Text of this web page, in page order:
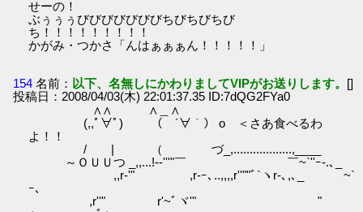
せーの！
ぶぅぅぅびびびびびびびちびちびちび
ち！！！！！！！！！
かがみ・つかさ「んはぁぁぁん！！！！！」
154 名前： 以下、名無しにかわりましてVIPがお送りします。 []
投稿日：2008/04/03(木) 22:01:37.35 ID:7dQG2FYa0
∧∧ ∧＿∧
(,,ﾟ∀ﾟ) （ ´∀｀） o ＜さあ食べるわ
よ！！
/ | （ づ_,..................,____
～ＯＵＵつ _,,...!-‐'''"￣ ￣~`''ｰ-.､_
,,r‐'" ,r-ｰ､..,,,,r''""ﾞ`ヽr-､,､_ ~`
ｰ、
,r''" r'~ﾞヾ'" "